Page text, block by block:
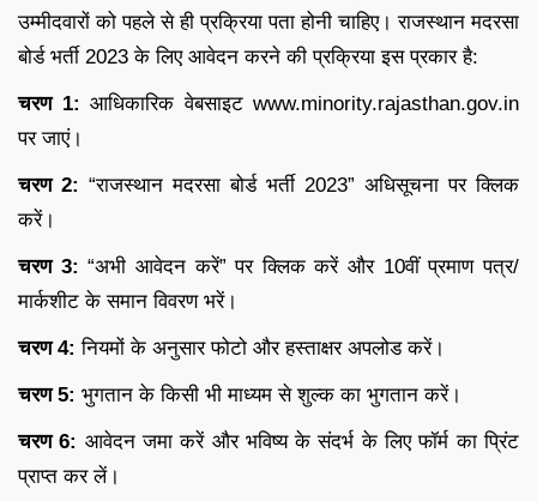
उम्मीदवारों को पहले से ही प्रक्रिया पता होनी चाहिए। राजस्थान मदरसा
बोर्ड भर्ती 2023 के लिए आवेदन करने की प्रक्रिया इस प्रकार है:
चरण 1: आधिकारिक वेबसाइट www.minority.rajasthan.gov.in
पर जाएं।
चरण 2: “राजस्थान मदरसा बोर्ड भर्ती 2023” अधिसूचना पर क्लिक
करें।
चरण 3: “अभी आवेदन करें” पर क्लिक करें और 10वीं प्रमाण पत्र/
मार्कशीट के समान विवरण भरें।
चरण 4: नियमों के अनुसार फोटो और हस्ताक्षर अपलोड करें।
चरण 5: भुगतान के किसी भी माध्यम से शुल्क का भुगतान करें।
चरण 6: आवेदन जमा करें और भविष्य के संदर्भ के लिए फॉर्म का प्रिंट
प्राप्त कर लें।